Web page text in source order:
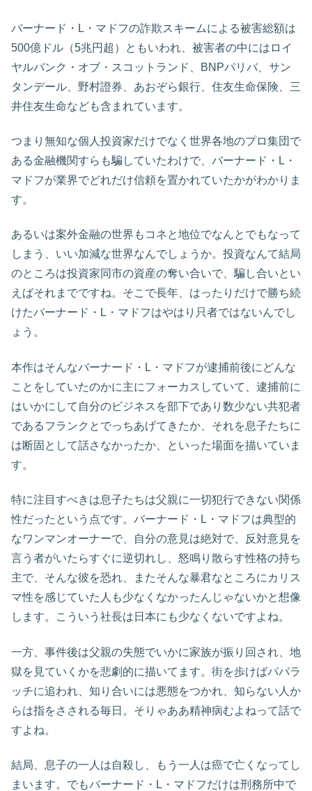
バーナード・L・マドフの詐欺スキームによる被害総額は
500億ドル（5兆円超）ともいわれ、被害者の中にはロイ
ヤルバンク・オブ・スコットランド、BNPパリバ、サン
タンデール、野村證券、あおぞら銀行、住友生命保険、三
井住友生命なども含まれています。
つまり無知な個人投資家だけでなく世界各地のプロ集団で
ある金融機関すらも騙していたわけで、バーナード・L・
マドフが業界でどれだけ信頼を置かれていたかがわかりま
す。
あるいは案外金融の世界もコネと地位でなんとでもなって
しまう、いい加減な世界なんでしょうか。投資なんて結局
のところは投資家同市の資産の奪い合いで、騙し合いとい
えばそれまでですね。そこで長年、はったりだけで勝ち続
けたバーナード・L・マドフはやはり只者ではないんでし
ょう。
本作はそんなバーナード・L・マドフが逮捕前後にどんな
ことをしていたのかに主にフォーカスしていて、逮捕前に
はいかにして自分のビジネスを部下であり数少ない共犯者
であるフランクとでっちあげてきたか、それを息子たちに
は断固として話さなかったか、といった場面を描いていま
す。
特に注目すべきは息子たちは父親に一切犯行できない関係
性だったという点です。バーナード・L・マドフは典型的
なワンマンオーナーで、自分の意見は絶対で、反対意見を
言う者がいたらすぐに逆切れし、怒鳴り散らす性格の持ち
主で、そんな彼を恐れ、またそんな暴君なところにカリス
マ性を感じていた人も少なくなかったんじゃないかと想像
します。こういう社長は日本にも少なくないですよね。
一方、事件後は父親の失態でいかに家族が振り回され、地
獄を見ていくかを悲劇的に描いてます。街を歩けばパパラ
ッチに追われ、知り合いには悪態をつかれ、知らない人か
らは指をさされる毎日。そりゃああ精神病むよねって話で
すよね。
結局、息子の一人は自殺し、もう一人は癌で亡くなってし
まいます。でもバーナード・L・マドフだけは刑務所中で